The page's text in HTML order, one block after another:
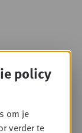
policy
om je
verder te